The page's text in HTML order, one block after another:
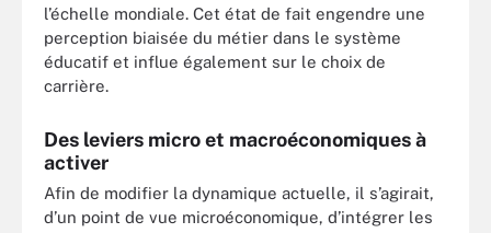
l’échelle mondiale. Cet état de fait engendre une
perception biaisée du métier dans le système
éducatif et influe également sur le choix de
carrière.
Des leviers micro et macroéconomiques à
activer
Afin de modifier la dynamique actuelle, il s’agirait,
d’un point de vue microéconomique, d’intégrer les